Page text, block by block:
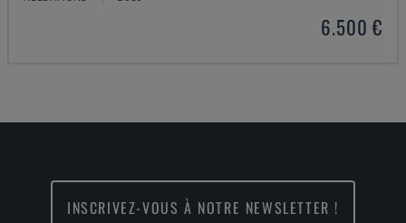
6.500 €
INSCRIVEZ-VOUS À NOTRE NEWSLETTER !